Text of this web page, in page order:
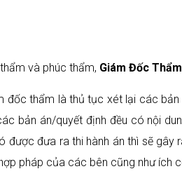
và phúc thẩm, Giám Đốc Thẩm
đốc thẩm là thủ tục xét lại các
bản án/quyết định đều có nội
được đưa ra thi hành án thì sẽ
pháp của các bên cũng như ích